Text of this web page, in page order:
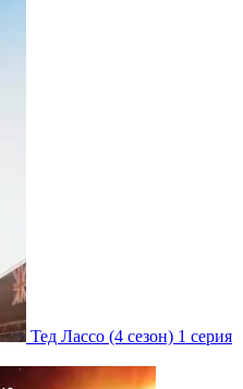
Тед Лассо (4 сезон) 1 серия